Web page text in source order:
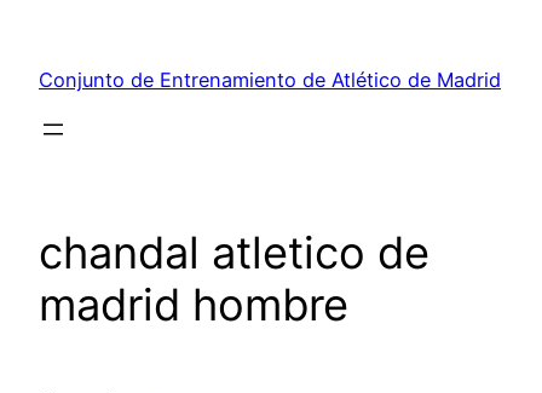
contenido
Conjunto de Entrenamiento de Atlético de Madrid
chandal atletico de
madrid hombre